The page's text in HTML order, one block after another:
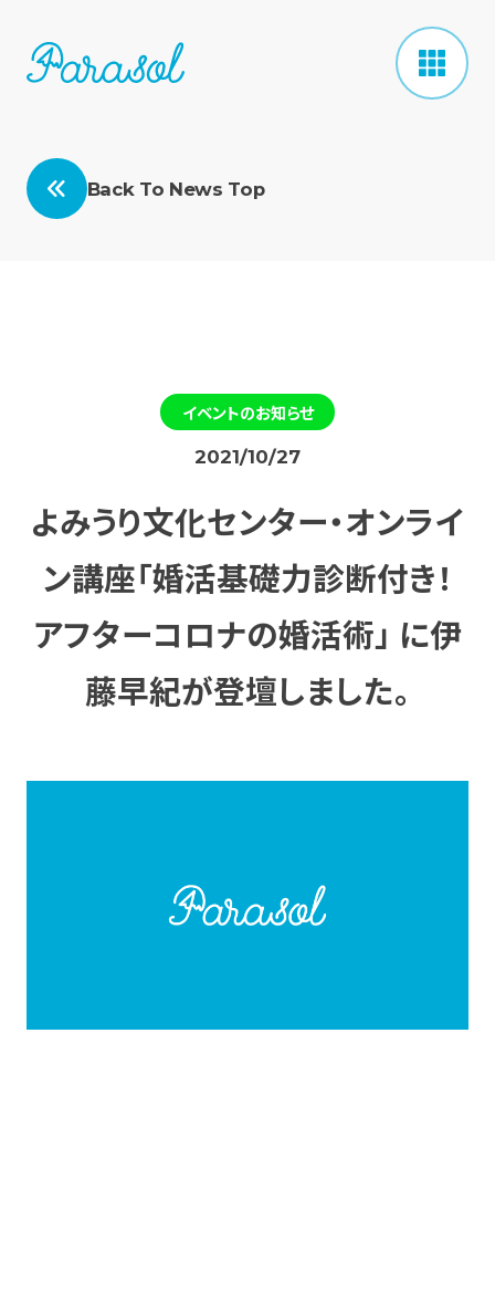
Back To News Top
イベントのお知らせ
2021/10/27
よみうり文化センター・オンライ
ン講座「婚活基礎力診断付き！
アフターコロナの婚活術」 に伊
藤早紀が登壇しました。